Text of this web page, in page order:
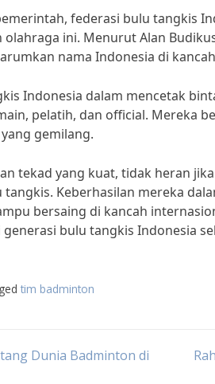
federasi bulu tangkis
ini. Menurut Alan
nama Indonesia di
Indonesia dalam mencetak
pelatih, dan official. Mereka
gemilang.
tekad yang kuat, tidak heran
Keberhasilan mereka
bersaing di kancah
bulu tangkis Indonesia
tim badminton
Dunia Badminton di